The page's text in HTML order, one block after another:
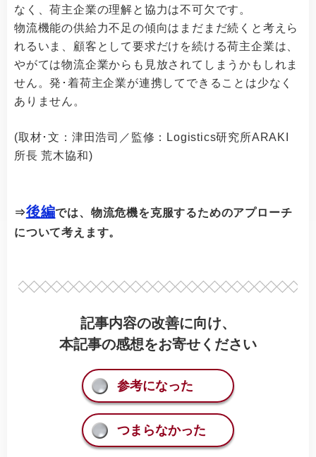
なく、荷主企業の理解と協力は不可欠です。
物流機能の供給力不足の傾向はまだまだ続くと考えら
れるいま、顧客として要求だけを続ける荷主企業は、
やがては物流企業からも見放されてしまうかもしれま
せん。発･着荷主企業が連携してできることは少なく
ありません。
(取材･文：津田浩司／監修：Logistics研究所ARAKI
所長 荒木協和)
⇒後編では、物流危機を克服するためのアプローチ
について考えます。
記事内容の改善に向け、
本記事の感想をお寄せください
参考になった
つまらなかった